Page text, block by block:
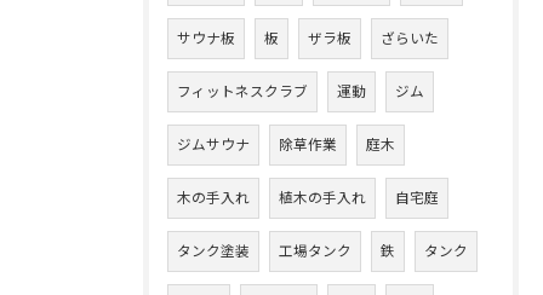
サウナ板 板 ザラ板 ざらいた
フィットネスクラブ 運動 ジム
ジムサウナ 除草作業 庭木
木の手入れ 植木の手入れ 自宅庭
タンク塗装 工場タンク 鉄 タンク